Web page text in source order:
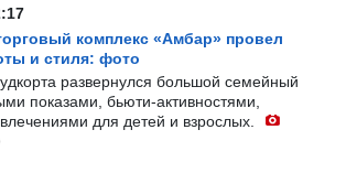
комплекс «Амбар» провел
и стиля: фото
развернулся большой семейный
показами, бьюти-активностями,
для детей и взрослых.